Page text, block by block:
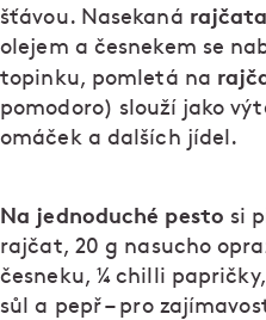
šťávou. Nasekaná
olejem a česnekem se
topinku, pomletá na
pomodoro) slouží jako
omáček a dalších jídel.
Na jednoduché pesto si
rajčat, 20 g nasucho
česneku, ¼ chilli
sůl a pepř – pro